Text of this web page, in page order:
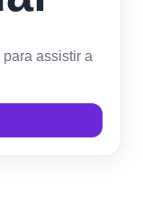
assistir a